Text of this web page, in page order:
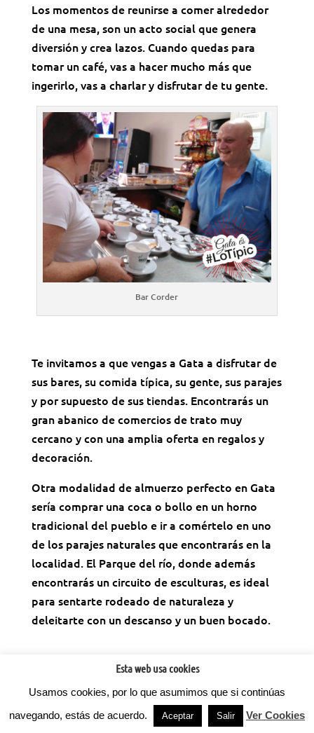
Los momentos de reunirse a comer alrededor
de una mesa, son un acto social que genera
diversión y crea lazos. Cuando quedas para
tomar un café, vas a hacer mucho más que
ingerirlo, vas a charlar y disfrutar de tu gente.
Bar Corder
Te invitamos a que vengas a Gata a disfrutar de
sus bares,su comida típica, su gente,sus parajes
y por supuesto de sus tiendas. Encontrarás un
gran abanico de comercios de trato muy
cercano y con una amplia oferta en regalos y
decoración.
Otra modalidad de almuerzo perfecto en Gata
sería comprar una coca o bollo en un horno
tradicional del pueblo e ir a comértelo en uno
de los parajes naturales que encontrarás en la
localidad. El Parque del río, donde además
encontrarás un circuito de esculturas, es ideal
para sentarte rodeado de naturaleza y
deleitarte con un descanso y un buen bocado.
©2022Factoria d'Idees.Todos los derechos reservados.
Privacidad- Aviso legal - Cookies TeamhostHosting
Esta web usa cookies
Usamos cookies, por lo que asumimos que si continúas
navegando, estás de acuerdo.
Aceptar Salir Ver Cookies